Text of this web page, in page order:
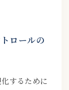
ロールの
するために